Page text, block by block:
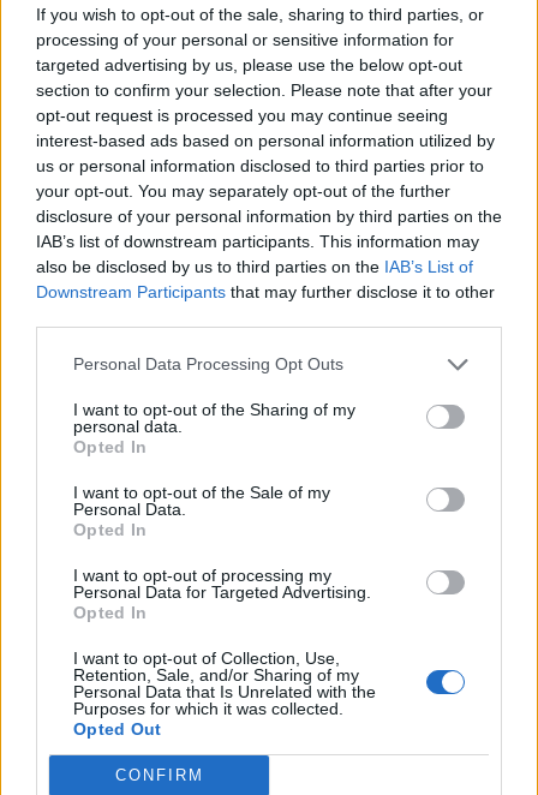
If you wish to opt-out of the sale, sharing to third parties, or
processing of your personal or sensitive information for
targeted advertising by us, please use the below opt-out
section to confirm your selection. Please note that after your
opt-out request is processed you may continue seeing
interest-based ads based on personal information utilized by
us or personal information disclosed to third parties prior to
your opt-out. You may separately opt-out of the further
disclosure of your personal information by third parties on the
IAB’s list of downstream participants. This information may
also be disclosed by us to third parties on the IAB’s List of
Downstream Participants that may further disclose it to other
Personal Data Processing Opt Outs
I want to opt-out of the Sharing of my
personal data.
Opted In
I want to opt-out of the Sale of my
Personal Data.
Opted In
I want to opt-out of processing my
Personal Data for Targeted Advertising.
Opted In
I want to opt-out of Collection, Use,
Retention, Sale, and/or Sharing of my
Personal Data that Is Unrelated with the
Purposes for which it was collected.
Opted Out
CONFIRM
🌖 Σελήνη 18.7 ημερών
Ακολουθήστε τοnotospress.grστο Google News και
μάθετε πρώτοιόλες τις ειδήσεις
TAGS: ΕΟΡΤΟΛΟΓΙΟ
ΑΓΙΟΛΟΓΙΟ
ΠΟΙΟΙ ΓΙΟΡΤΑΖΟΥΝ ΣΗΜΕΡΑ